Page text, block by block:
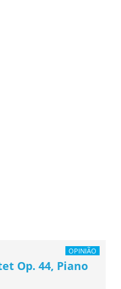
OPINIÃO
Op. 44, Piano